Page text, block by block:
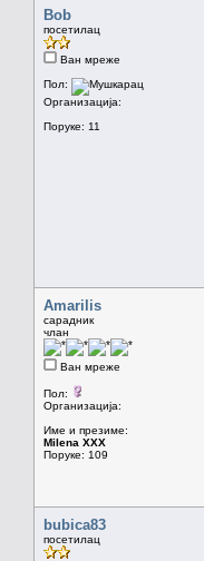
Bob
посетилац
Ван мреже
Пол:
Организација:
Поруке: 11
Amarilis
сарадник
члан
Ван мреже
Пол:
Организација:
Име и презиме:
Milena XXX
Поруке: 109
bubica83
посетилац